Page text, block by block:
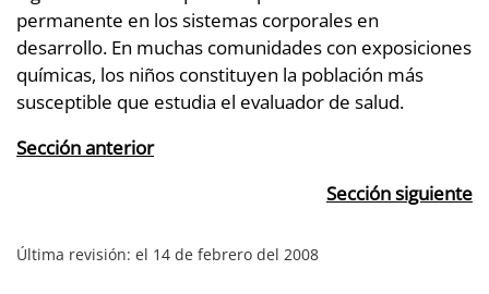
permanente en los sistemas corporales en
desarrollo. En muchas comunidades con exposiciones
químicas, los niños constituyen la población más
susceptible que estudia el evaluador de salud.
Sección anterior
Sección siguiente
Última revisión: el 14 de febrero del 2008